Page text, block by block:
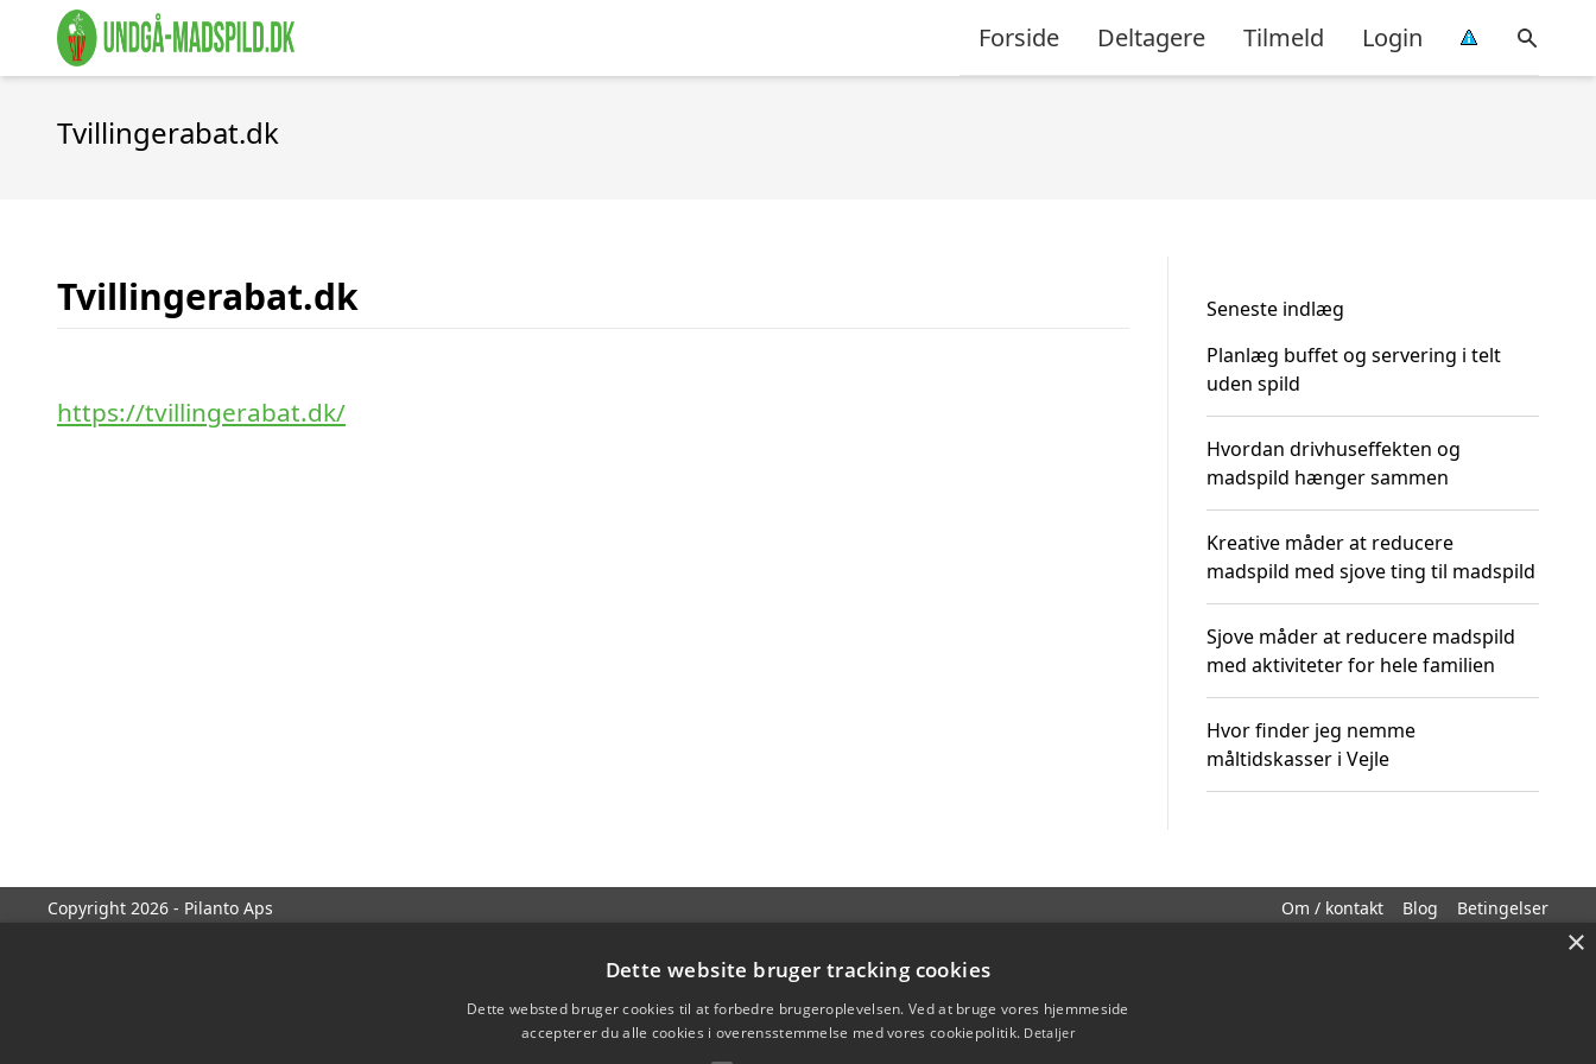
Forside Deltagere Tilmeld Login
Tvillingerabat.dk
Tvillingerabat.dk
https://tvillingerabat.dk/
Seneste indlæg
Planlæg buffet og servering i telt
uden spild
Hvordan drivhuseffekten og
madspild hænger sammen
Kreative måder at reducere
madspild med sjove ting til madspild
Sjove måder at reducere madspild
med aktiviteter for hele familien
Hvor finder jeg nemme
måltidskasser i Vejle
Copyright 2026 - Pilanto Aps Om / kontakt Blog Betingelser
×
Dette website bruger tracking cookies
Dette websted bruger cookies til at forbedre brugeroplevelsen. Ved at bruge vores hjemmeside
accepterer du alle cookies i overensstemmelse med vores cookiepolitik. Detaljer